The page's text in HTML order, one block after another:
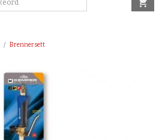
Brennersett